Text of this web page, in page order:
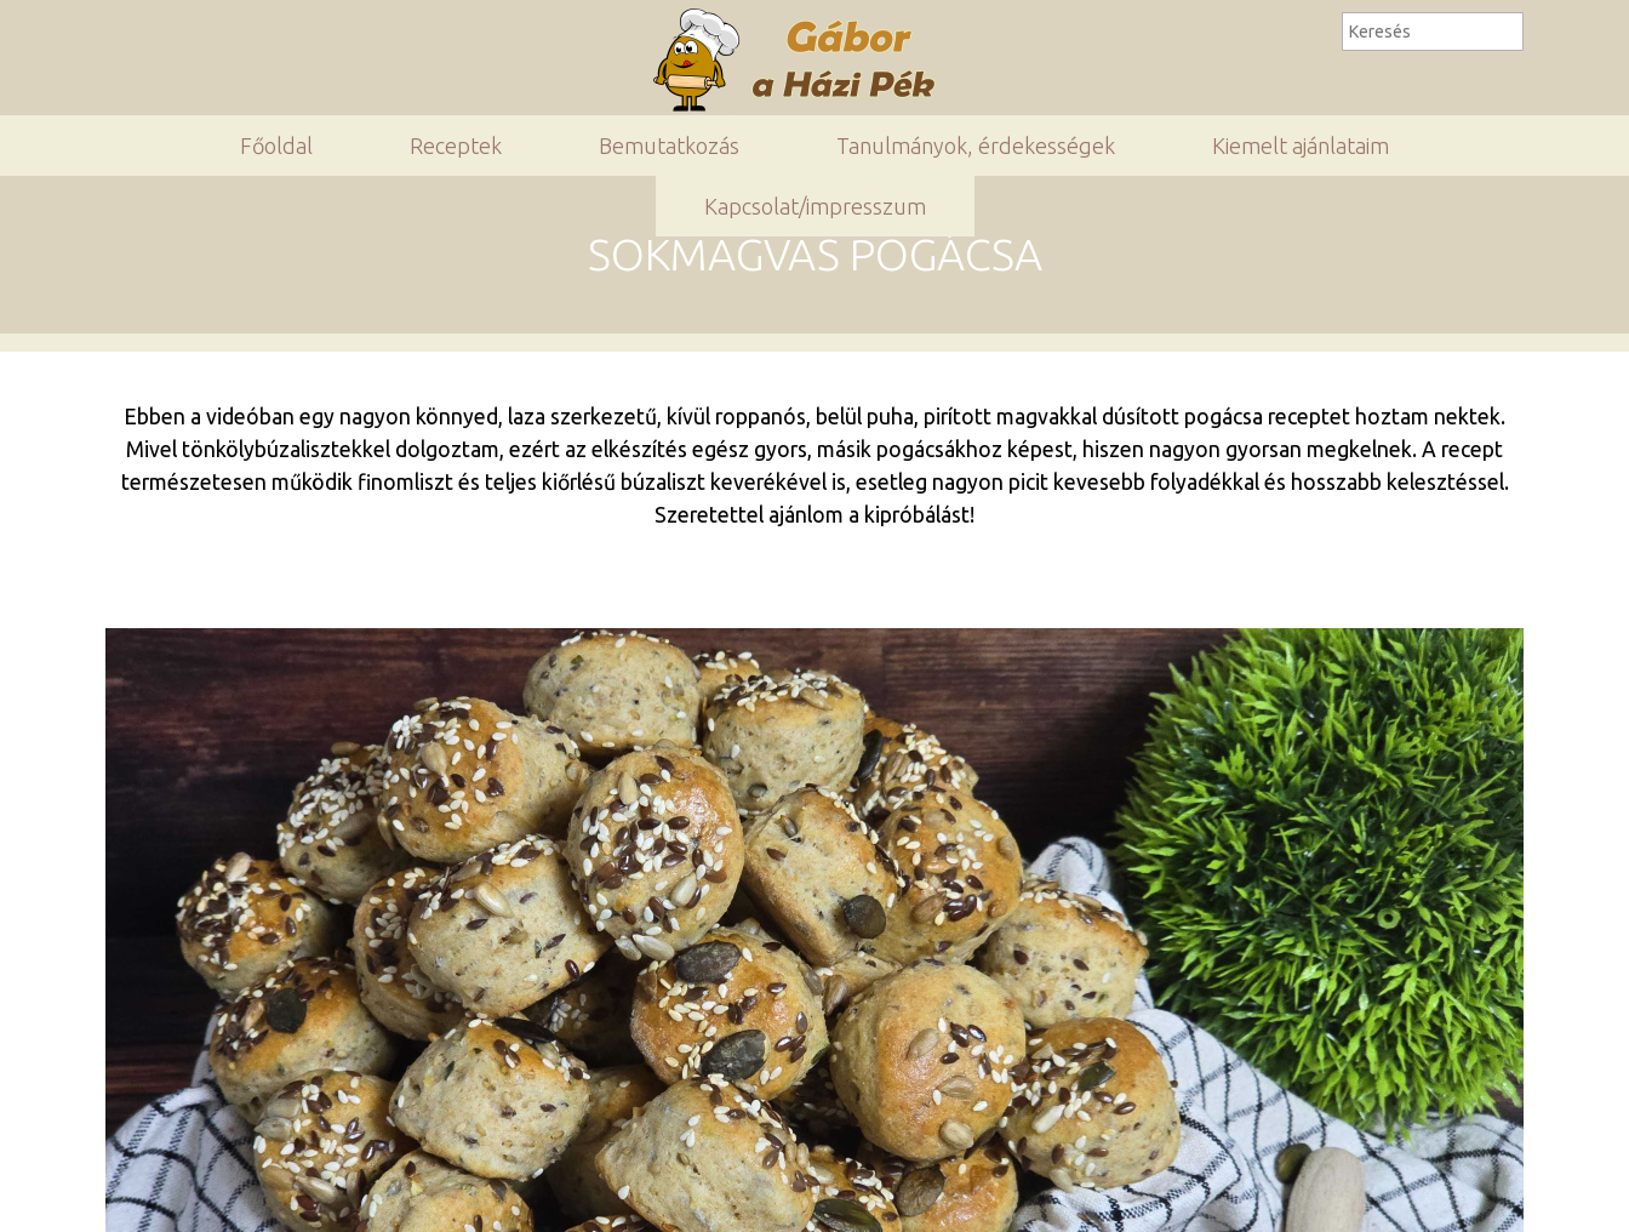
Főoldal Receptek Bemutatkozás Tanulmányok, érdekességek Kiemelt ajánlataim
Kapcsolat/impresszum
SOKMAGVAS POGÁCSA
Ebben a videóban egy nagyon könnyed, laza szerkezetű, kívül roppanós, belül puha, pirított magvakkal dúsított pogácsa receptet hoztam nektek.
Mivel tönkölybúzalisztekkel dolgoztam, ezért az elkészítés egész gyors, másik pogácsákhoz képest, hiszen nagyon gyorsan megkelnek. A recept
természetesen működik finomliszt és teljes kiőrlésű búzaliszt keverékével is, esetleg nagyon picit kevesebb folyadékkal és hosszabb kelesztéssel.
Szeretettel ajánlom a kipróbálást!